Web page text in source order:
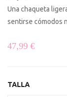
Una chaqueta
sentirse cómodos
47,99 €
TALLA